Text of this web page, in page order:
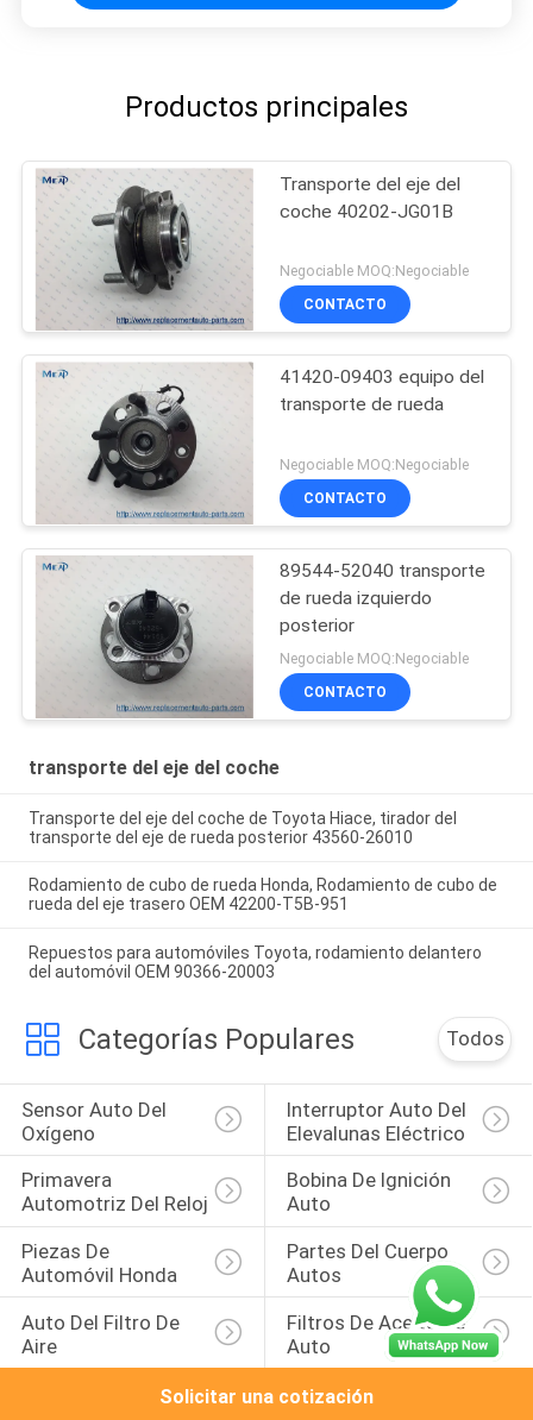
Productos principales
Transporte del eje del
coche 40202-JG01B
Negociable MOQ:Negociable
CONTACTO
41420-09403 equipo del
transporte de rueda
Negociable MOQ:Negociable
CONTACTO
89544-52040 transporte
de rueda izquierdo
posterior
Negociable MOQ:Negociable
CONTACTO
transporte del eje del coche
Transporte del eje del coche de Toyota Hiace, tirador del
transporte del eje de rueda posterior 43560-26010
Rodamiento de cubo de rueda Honda, Rodamiento de cubo de
rueda del eje trasero OEM 42200-T5B-951
Repuestos para automóviles Toyota, rodamiento delantero
del automóvil OEM 90366-20003
Categorías Populares Todos
Sensor Auto Del
Oxígeno
Interruptor Auto Del
Elevalunas Eléctrico
Primavera
Automotriz Del Reloj
Bobina De Ignición
Auto
Piezas De
Automóvil Honda
Partes Del Cuerpo
Autos
Auto Del Filtro De
Aire
Filtros De Aceite De
Auto
Solicitar una cotización